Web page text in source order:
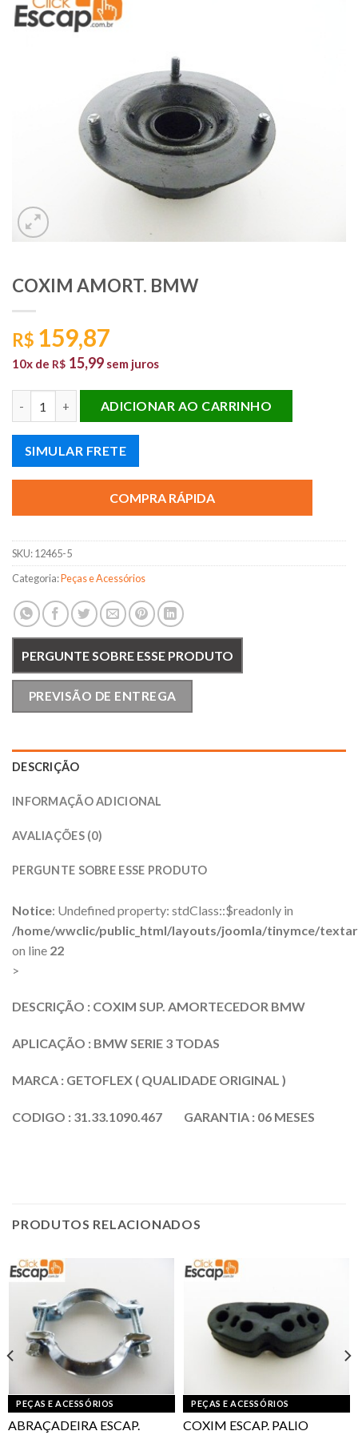
COXIM AMORT. BMW
R$ 159,87
10x de R$ 15,99 sem juros
ADICIONAR AO CARRINHO
SIMULAR FRETE
COMPRA RÁPIDA
SKU:12465-5
Categoria:Peças e Acessórios
PERGUNTE SOBRE ESSE PRODUTO
PREVISÃO DE ENTREGA
DESCRIÇÃO
INFORMAÇÃO ADICIONAL
AVALIAÇÕES (0)
PERGUNTE SOBRE ESSE PRODUTO
Notice: Undefined property: stdClass::$readonly in
/home/wwclic/public_html/layouts/joomla/tinymce/
on line 22
>
DESCRIÇÃO : COXIM SUP. AMORTECEDOR BMW
APLICAÇÃO : BMW SERIE 3 TODAS
MARCA : GETOFLEX ( QUALIDADE ORIGINAL )
CODIGO : 31.33.1090.467 GARANTIA : 06 MESES
PRODUTOS RELACIONADOS
PEÇAS E ACESSÓRIOS
ABRAÇADEIRA ESCAP.
PEÇAS E ACESSÓRIOS
COXIM ESCAP. PALIO